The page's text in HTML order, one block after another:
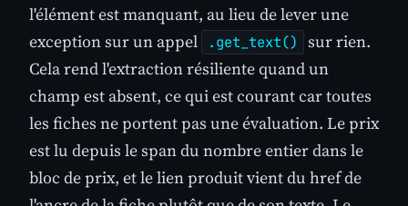
l'élément est manquant, au lieu de lever une
exception sur un appel
.get_text()
sur rien.
Cela rend l'extraction résiliente quand un
champ est absent, ce qui est courant car toutes
les fiches ne portent pas une évaluation. Le prix
est lu depuis le span du nombre entier dans le
bloc de prix, et le lien produit vient du href de